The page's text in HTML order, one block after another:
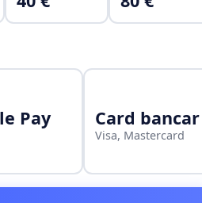
Pay Card bancar
Visa, Mastercard